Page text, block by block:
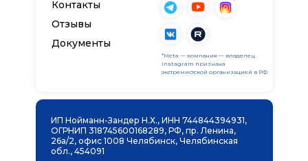
ИП Нойманн-Зандер Н.Х., ИНН 744844394931,
ОГРНИП 318745600168289, РФ, пр. Ленина,
26а/2, офис 1008 Челябинск, Челябинская
обл., 454091
*Meta — компания — владелец
Instagram признана
экстремистской организацией в РФ
Контакты
Отзывы
Документы